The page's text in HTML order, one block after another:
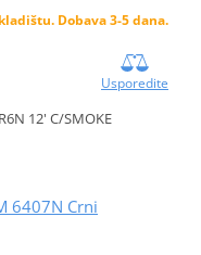
Dobava 3-5 dana.
Usporedite
12' C/SMOKE
6407N Crni